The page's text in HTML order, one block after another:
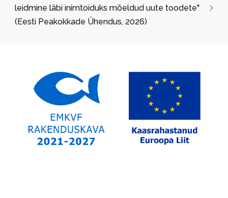
leidmine läbi inimtoiduks mõeldud uute toodete"
(Eesti Peakokkade Ühendus, 2026)